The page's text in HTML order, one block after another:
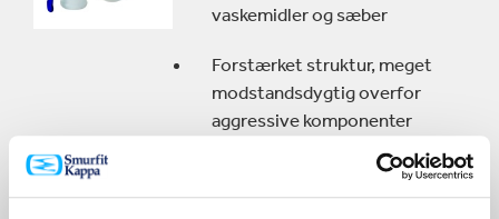
vaskemidler og sæber
Forstærket struktur, meget
modstandsdygtig overfor
aggressive komponenter
Perfekt til både slutbrugeren
og som refill-løsning